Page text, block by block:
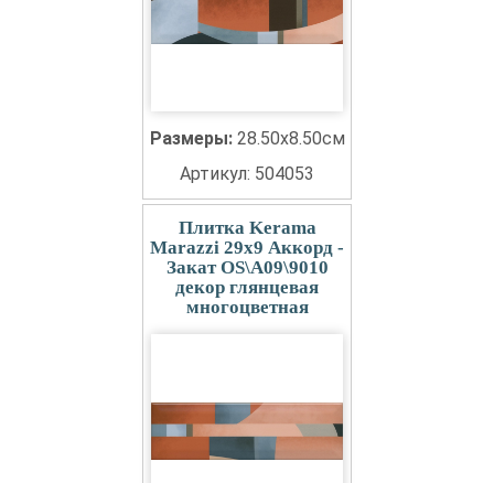
Размеры: 28.50x8.50см
Артикул: 504053
Плитка Kerama
Marazzi 29x9 Аккорд -
Закат OS\A09\9010
декор глянцевая
многоцветная